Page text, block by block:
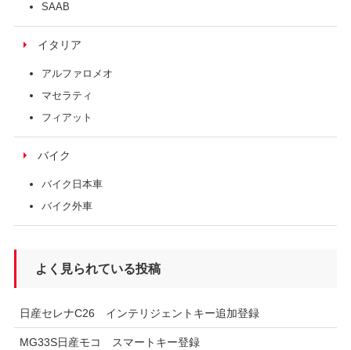
SAAB
イタリア
アルファロメオ
マセラティ
フィアット
バイク
バイク日本車
バイク外車
よく見られている投稿
日産セレナC26 インテリジェントキー追加登録
MG33S日産モコ スマートキー登録